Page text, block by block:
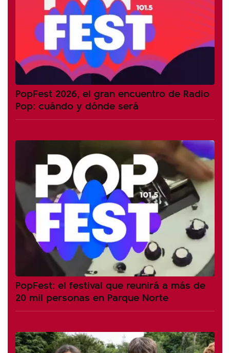
PopFest 2026, el gran encuentro de Radio
Pop: cuándo y dónde será
PopFest: el festival que reunirá a más de
20 mil personas en Parque Norte